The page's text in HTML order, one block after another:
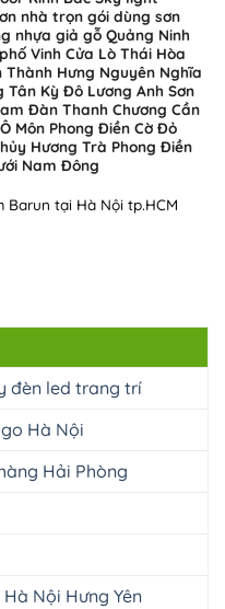
nhà trọn gói dùng sơn
nhựa giả gỗ Quảng Ninh
Vinh Cửa Lò Thái Hòa
Thành Hưng Nguyên Nghĩa
Tân Kỳ Đô Lương Anh Sơn
Đàn Thanh Chương Cần
Môn Phong Điền Cờ Đỏ
Hương Trà Phong Điền
Nam Đông
Barun tại Hà Nội tp.HCM
đèn led trang trí
Hà Nội
Hải Phòng
Nội Hưng Yên